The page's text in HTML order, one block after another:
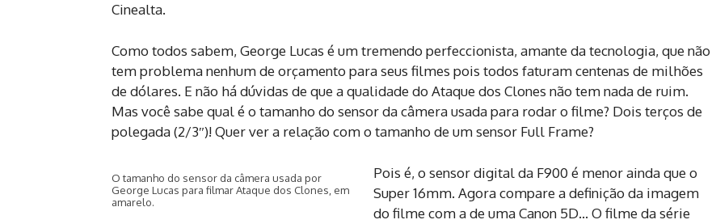
Cinealta.
Como todos sabem, George Lucas é um tremendo perfeccionista, amante da tecnologia, que não
tem problema nenhum de orçamento para seus filmes pois todos faturam centenas de milhões
de dólares. E não há dúvidas de que a qualidade do Ataque dos Clones não tem nada de ruim.
Mas você sabe qual é o tamanho do sensor da câmera usada para rodar o filme? Dois terços de
polegada (2/3″)! Quer ver a relação com o tamanho de um sensor Full Frame?
O tamanho do sensor da câmera usada por
George Lucas para filmar Ataque dos Clones, em
amarelo.
Pois é, o sensor digital da F900 é menor ainda que o
Super 16mm. Agora compare a definição da imagem
do filme com a de uma Canon 5D… O filme da série